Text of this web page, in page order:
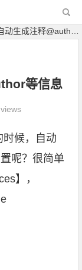
成注释@author等信息
等信息
时候，自动
呢？很简单
】，